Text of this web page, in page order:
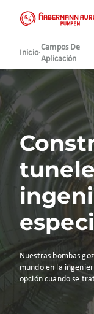
contenido
Inicio·
Campos De
Aplicación
Nuestras bombas
mundo en la
opción cuando se